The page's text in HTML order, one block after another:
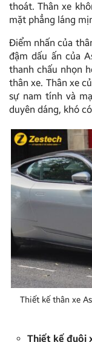
thoát. Thân xe
mặt phẳng láng
Điểm nhấn của
đậm dấu ấn của
thanh chấu nhọn
thân xe. Thân xe
sự nam tính và
duyên dáng, khó
Thiết kế thân xe
Thiết kế đuôi